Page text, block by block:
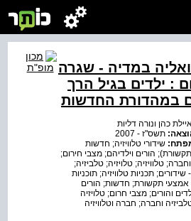
במדיה - שגרה
: ילדים בגיל הרך
במהדורת החדשות
איילת כהן ונורה דליות
תשס"ז - 2007
שידורי טלוויזיה; חדשות
הורים וילדיהם; מצבי חירום;
וחברה; טלוויזיה; טלויזיה; טלביזיה;
- שידורים; תכניות טלוויזיה; תוכניות
אמצעי תקשורת; חדשות; הורים
והורים; מצבי חרום; טלויזיה
וחברה; חברה וטלוויזיה